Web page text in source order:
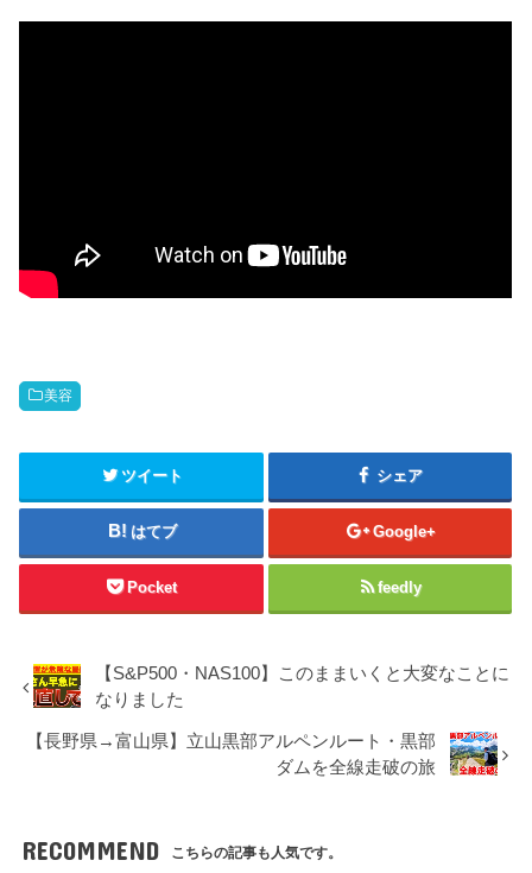
美容
ツイート シェア
はてブ Google+
Pocket feedly
【S&P500・NAS100】このままいくと大変なことに
なりました
【長野県→富山県】立山黒部アルペンルート・黒部
ダムを全線走破の旅
RECOMMEND こちらの記事も人気です。